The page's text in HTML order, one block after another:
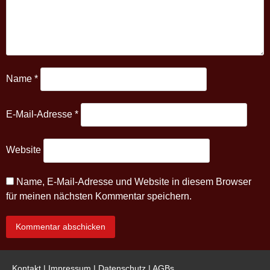
Name *
E-Mail-Adresse *
Website
Name, E-Mail-Adresse und Website in diesem Browser
für meinen nächsten Kommentar speichern.
Kontakt | Impressum | Datenschutz | AGBs